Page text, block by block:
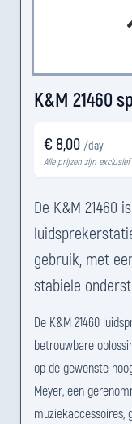
K&M 21460
€ 8,00 /day
Alle prijzen zijn exclusief
De K&M 21460
gebruik, met
stabiele
De K&M 21460
betrouwbare
op de gewenste
Meyer, een